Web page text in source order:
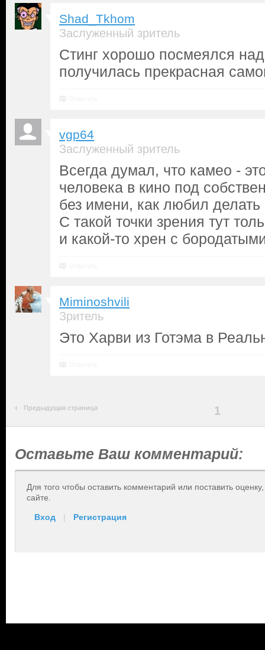
Shad_Tkhom
Заслуженный зритель
Стинг хорошо посмеялся
получилась прекрасная
vgp64
Заслуженный зритель
Всегда думал, что камео -
человека в кино под
без имени, как любил делать
С такой точки зрения тут
и какой-то хрен с
Miminoshvili
Зритель
Это Харви из Готэма в
Предыдущая страница 1
Оставьте Ваш комментарий:
Для того чтобы оставить комментарий или поставить
сайте.
Вход | Регистрация